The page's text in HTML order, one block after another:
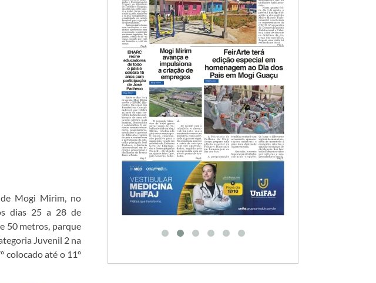
de Mogi Mirim, no
dias 25 a 28 de
50 metros, parque
Juvenil 2 na
colocado até o 11º